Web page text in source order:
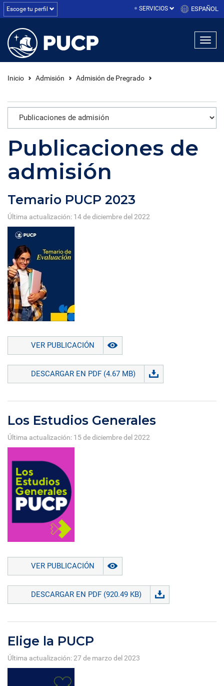
Escoge tu perfil SERVICIOS ESPAÑOL
Inicio Admisión Admisión de Pregrado
Publicaciones de
admisión
Temario PUCP 2023
Última actualización: 14 de diciembre del 2022
VER PUBLICACIÓN
DESCARGAR EN PDF (4.67 MB)
Los Estudios Generales
Última actualización: 15 de diciembre del 2022
VER PUBLICACIÓN
DESCARGAR EN PDF (920.49 KB)
Elige la PUCP
Última actualización: 27 de marzo del 2023